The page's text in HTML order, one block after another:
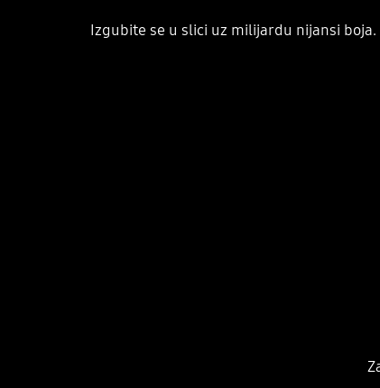
Izgubite se u slici uz milijardu nijansi